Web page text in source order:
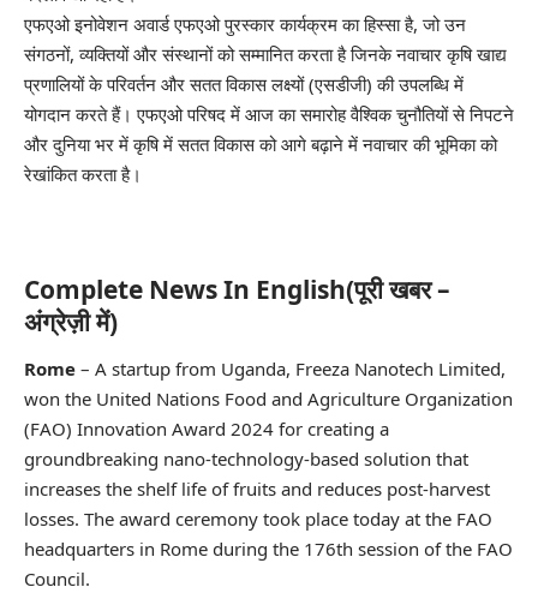
एफएओ इनोवेशन अवार्ड एफएओ पुरस्कार कार्यक्रम का हिस्सा है, जो उन
संगठनों, व्यक्तियों और संस्थानों को सम्मानित करता है जिनके नवाचार कृषि खाद्य
प्रणालियों के परिवर्तन और सतत विकास लक्ष्यों (एसडीजी) की उपलब्धि में
योगदान करते हैं। एफएओ परिषद में आज का समारोह वैश्विक चुनौतियों से निपटने
और दुनिया भर में कृषि में सतत विकास को आगे बढ़ाने में नवाचार की भूमिका को
रेखांकित करता है।
Complete News In English(पूरी खबर –
अंग्रेज़ी में)
Rome – A startup from Uganda, Freeza Nanotech Limited,
won the United Nations Food and Agriculture Organization
(FAO) Innovation Award 2024 for creating a
groundbreaking nano-technology-based solution that
increases the shelf life of fruits and reduces post-harvest
losses. The award ceremony took place today at the FAO
headquarters in Rome during the 176th session of the FAO
Council.